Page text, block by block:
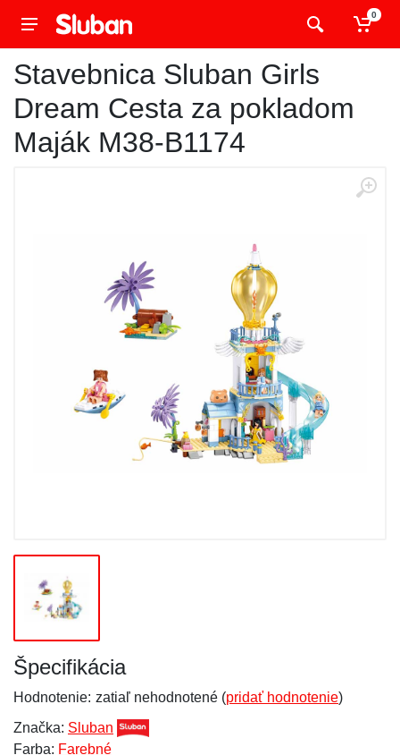
0
Stavebnica Sluban Girls
Dream Cesta za pokladom
Maják M38-B1174
Špecifikácia
Hodnotenie: zatiaľ nehodnotené (pridať hodnotenie)
Značka: Sluban
Farba: Farebné